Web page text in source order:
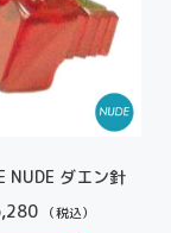
NUDE ダエン針
（税込）